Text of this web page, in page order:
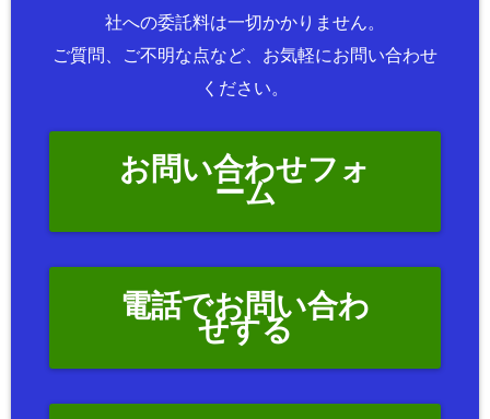
社への委託料は一切かかりません。
ご質問、ご不明な点など、お気軽にお問い合わせ
ください。
お問い合わせフォ
ーム
電話でお問い合わ
せする